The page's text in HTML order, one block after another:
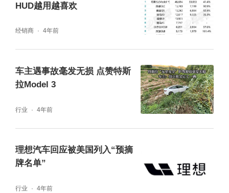
渠道层面，睿蓝汽车将快速推动换电站建站与
渠道布局，预计2022年底，睿蓝生态伙伴将完
成200余座换电站的投站，全面打通线上+线下
相融合的渠道模式。产品层面，睿蓝汽车将依
托自研技术，在未来3年至少推出6款换电汽车
以覆盖全域车型。
换电或加速发展。
阿维塔11将于8月上市
HUD越用越喜欢
经销商 4年前
车主遇事故毫发无损 点赞特斯
拉Model 3
行业 4年前
理想汽车回应被美国列入“预摘
牌名单”
行业 4年前